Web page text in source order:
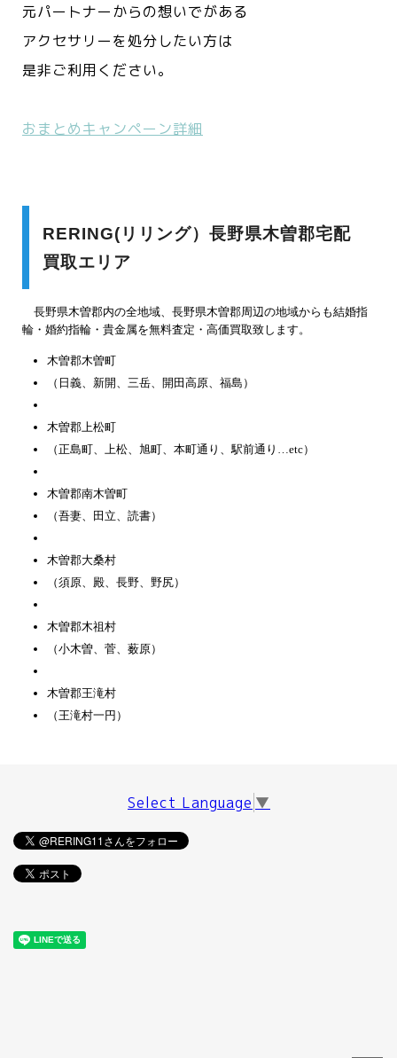
元パートナーからの想いでがある
アクセサリーを処分したい方は
是非ご利用ください。
おまとめキャンペーン詳細
RERING(リリング）長野県木曽郡宅配
買取エリア
長野県木曽郡内の全地域、長野県木曽郡周辺の地域からも結婚指
輪・婚約指輪・貴金属を無料査定・高価買取致します。
木曽郡木曽町
（日義、新開、三岳、開田高原、福島）
木曽郡上松町
（正島町、上松、旭町、本町通り、駅前通り…etc）
木曽郡南木曽町
（吾妻、田立、読書）
木曽郡大桑村
（須原、殿、長野、野尻）
木曽郡木祖村
（小木曽、菅、薮原）
木曽郡王滝村
（王滝村一円）
Select Language ▼